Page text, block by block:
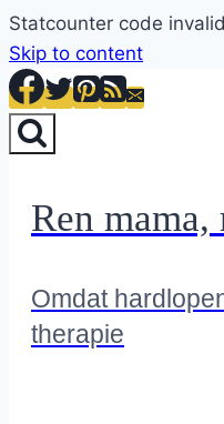
Statcounter code
Skip to content
Ren mama,
Omdat
therapie